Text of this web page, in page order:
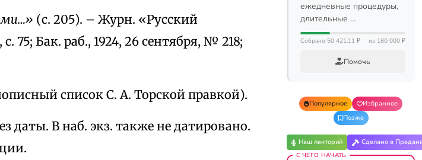
(с. 205). – Журн. «Русский
75; Бак. раб., 1924, 26 сентября, № 218;
список С. А. Торской правкой).
даты. В наб. экз. также не датировано.
ежедневные процедуры,
длительные …
Собрано 50 421,11 ₽ из 180 000 ₽
Помочь
Популярное
Избранное
Позже
Наш лекторий Сделано в
С ЧЕГО НАЧАТЬ